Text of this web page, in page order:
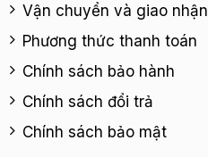
Vận chuyển và giao nhận
Phương thức thanh toán
Chính sách bảo hành
Chính sách đổi trả
Chính sách bảo mật